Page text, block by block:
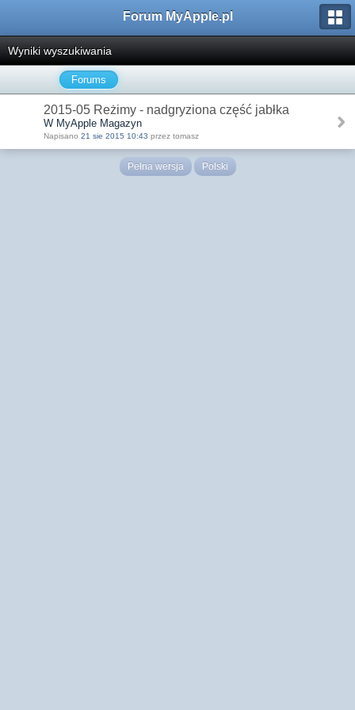
Forum MyApple.pl
Wyniki wyszukiwania
Forums
2015-05 Reżimy - nadgryziona część jabłka
W MyApple Magazyn
Napisano 21 sie 2015 10:43 przez tomasz
Pełna wersja Polski